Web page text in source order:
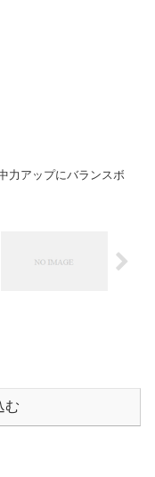
力アップにバランスボ
む